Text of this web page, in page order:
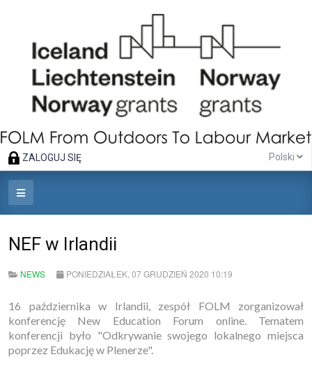
ZALOGUJ SIĘ Polski
NEF w Irlandii
NEWS PONIEDZIAŁEK, 07 GRUDZIEŃ 2020 10:19
16 października w Irlandii, zespół FOLM zorganizował
konferencję New Education Forum online. Tematem
konferencji było "Odkrywanie swojego lokalnego miejsca
poprzez Edukację w Plenerze".